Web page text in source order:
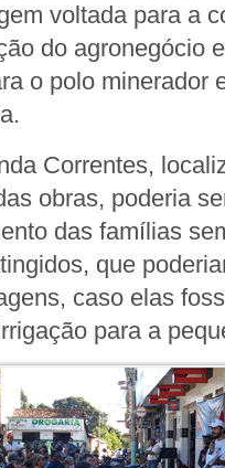
voltada para a
do agronegócio
o polo minerador
Correntes,
obras, poderia
das famílias
que
caso elas
para a